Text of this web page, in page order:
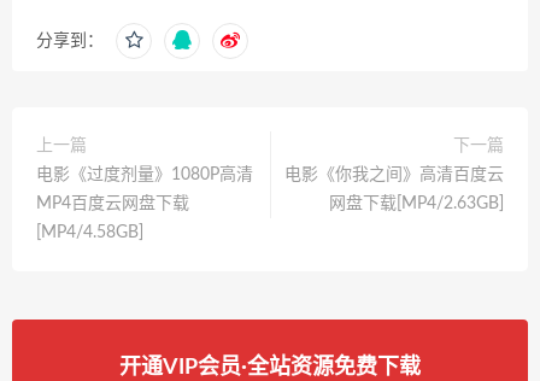
分享到：
上一篇
电影《过度剂量》1080P高清
MP4百度云网盘下载
[MP4/4.58GB]
下一篇
电影《你我之间》高清百度云
网盘下载[MP4/2.63GB]
开通VIP会员·全站资源免费下载